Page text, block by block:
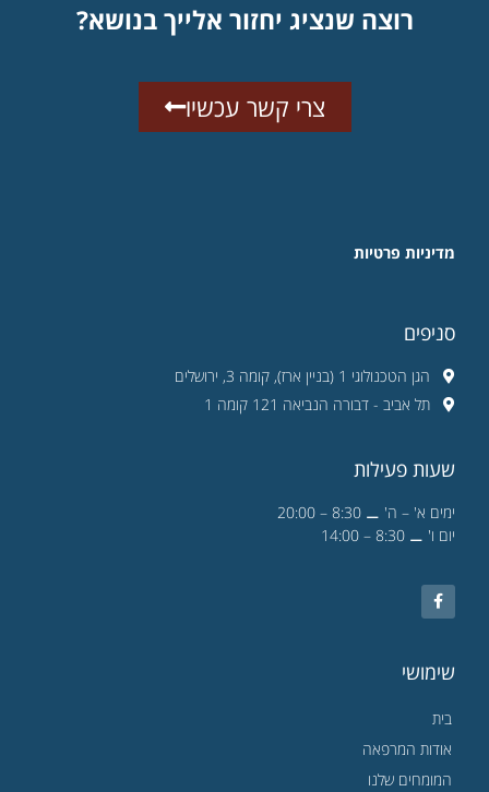
רוצה שנציג יחזור אלייך בנושא?
צרי קשר עכשיו
מדיניות פרטיות
סניפים
הגן הטכנולוגי 1 (בניין ארז), קומה 3, ירושלים
תל אביב - דבורה הנביאה 121 קומה 1
שעות פעילות
ימים א' – ה' ⚊ 8:30 – 20:00
יום ו' ⚊ 8:30 – 14:00
שימושי
בית
אודות המרפאה
המומחים שלנו